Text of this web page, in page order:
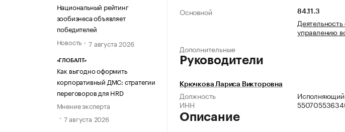
Национальный рейтинг
зообизнеса объявляет
победителей
Новость
7 августа 2026
«ГЛОБАЛТ»
Как выгодно оформить
корпоративный ДМС: стратегии
переговоров для HRD
Мнение эксперта
7 августа 2026
Основной 84.11.3
управлению
Дополнительные
Руководители
Крючкова Лариса Викторовна
Должность
ИНН
Описание